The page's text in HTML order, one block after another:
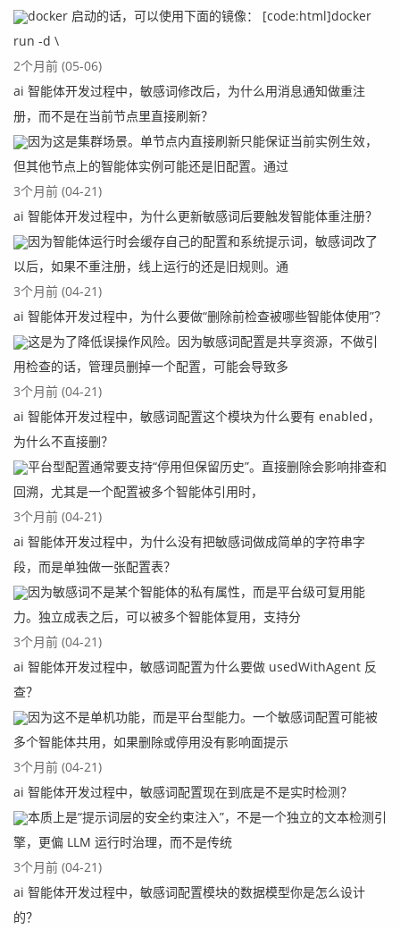
docker 启动的话，可以使用下面的镜像： [code:html]docker
run -d \
2个月前 (05-06)
ai 智能体开发过程中，敏感词修改后，为什么用消息通知做重注
册，而不是在当前节点里直接刷新？
因为这是集群场景。单节点内直接刷新只能保证当前实例生效，
但其他节点上的智能体实例可能还是旧配置。通过
3个月前 (04-21)
ai 智能体开发过程中，为什么更新敏感词后要触发智能体重注册？
因为智能体运行时会缓存自己的配置和系统提示词，敏感词改了
以后，如果不重注册，线上运行的还是旧规则。通
3个月前 (04-21)
ai 智能体开发过程中，为什么要做“删除前检查被哪些智能体使用”？
这是为了降低误操作风险。因为敏感词配置是共享资源，不做引
用检查的话，管理员删掉一个配置，可能会导致多
3个月前 (04-21)
ai 智能体开发过程中，敏感词配置这个模块为什么要有 enabled，
为什么不直接删？
平台型配置通常要支持“停用但保留历史”。直接删除会影响排查和
回溯，尤其是一个配置被多个智能体引用时，
3个月前 (04-21)
ai 智能体开发过程中，为什么没有把敏感词做成简单的字符串字
段，而是单独做一张配置表？
因为敏感词不是某个智能体的私有属性，而是平台级可复用能
力。独立成表之后，可以被多个智能体复用，支持分
3个月前 (04-21)
ai 智能体开发过程中，敏感词配置为什么要做 usedWithAgent 反
查？
因为这不是单机功能，而是平台型能力。一个敏感词配置可能被
多个智能体共用，如果删除或停用没有影响面提示
3个月前 (04-21)
ai 智能体开发过程中，敏感词配置现在到底是不是实时检测？
本质上是“提示词层的安全约束注入”，不是一个独立的文本检测引
擎，更偏 LLM 运行时治理，而不是传统
3个月前 (04-21)
ai 智能体开发过程中，敏感词配置模块的数据模型你是怎么设计
的？